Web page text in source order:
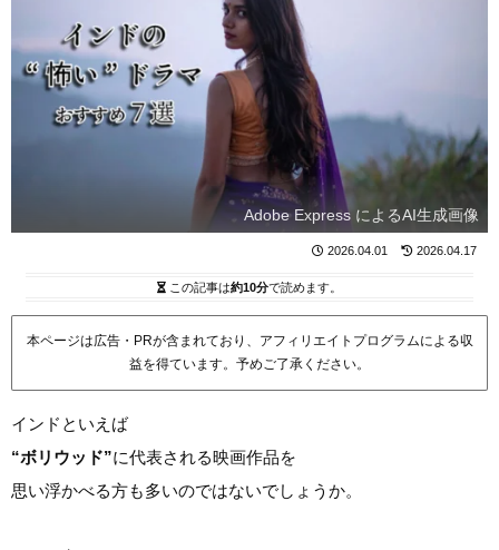
Adobe Express によるAI生成画像
2026.04.01 2026.04.17
この記事は約10分で読めます。
本ページは広告・PRが含まれており、アフィリエイトプログラムによる収
益を得ています。予めご了承ください。
インドといえば
“ボリウッド”に代表される映画作品を
思い浮かべる方も多いのではないでしょうか。